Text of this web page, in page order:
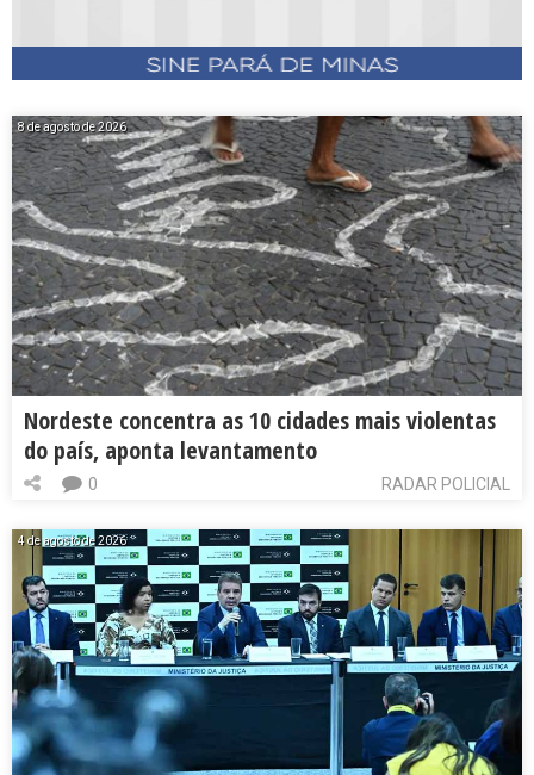
8 de agosto de 2026
Nordeste concentra as 10 cidades mais violentas
do país, aponta levantamento
RADAR POLICIAL
0
4 de agosto de 2026